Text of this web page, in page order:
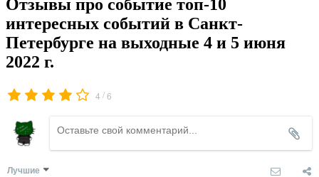
Отзывы про событие топ-10
интересных событий в Санкт-
Петербурге на выходные 4 и 5 июня
2022 г.
4 /6
Лучшие